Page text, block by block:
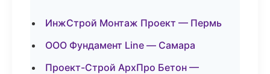
ИнжСтрой Монтаж Проект — Пермь
ООО Фундамент Line — Самара
Проект-Строй АрхПро Бетон —